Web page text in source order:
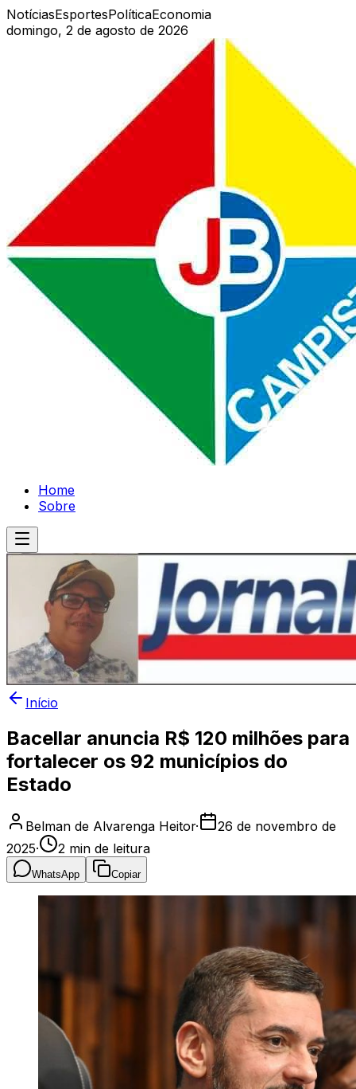
NotíciasEsportesPolíticaEconomia
domingo, 2 de agosto de 2026
Home
Sobre
Início
Bacellar anuncia R$ 120 milhões para
fortalecer os 92 municípios do
Estado
Belman de Alvarenga Heitor·
26 de novembro de
2025· 2 min de leitura
WhatsApp Copiar